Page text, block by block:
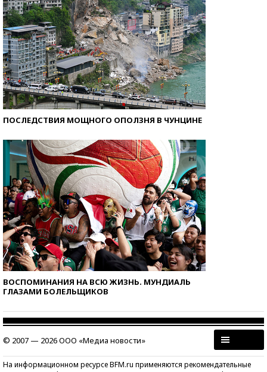
ПОСЛЕДСТВИЯ МОЩНОГО ОПОЛЗНЯ В ЧУНЦИНЕ
ВОСПОМИНАНИЯ НА ВСЮ ЖИЗНЬ. МУНДИАЛЬ
ГЛАЗАМИ БОЛЕЛЬЩИКОВ
© 2007 — 2026 ООО «Медиа новости»
На информационном ресурсе BFM.ru применяются рекомендательные